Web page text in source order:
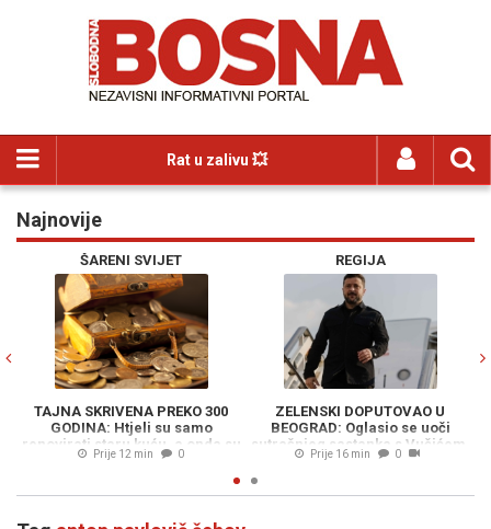
Rat u zalivu 💥
Najnovije
ŠARENI SVIJET
TAJNA SKRIVENA PREKO 300
GODINA: Htjeli su samo
renovirati staru kuću, a onda su
pronašli ogromno bogatstvo
Prije 12 min 0
REGIJA
ZELENSKI DOPUTOVAO U
BEOGRAD: Oglasio se uoči
sutrašnjeg sastanka s Vučićem,
Moskva sve pomno prati
Prije 16 min 0